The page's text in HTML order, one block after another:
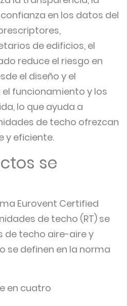
en los datos del
de edificios, el
reduce el riesgo en
el diseño y el
funcionamiento y los
lo que ayuda a
de techo ofrezcan
y eficiente.
se
Eurovent Certified
de techo (RT) se
de techo aire-aire y
se definen en la norma
en cuatro